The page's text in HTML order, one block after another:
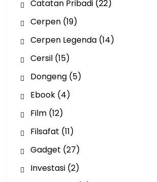
Catatan Pribadi(22)
Cerpen(19)
Cerpen Legenda(14)
Cersil(15)
Dongeng(5)
Ebook(4)
Film(12)
Filsafat (11)
Gadget (27)
Investasi(2)